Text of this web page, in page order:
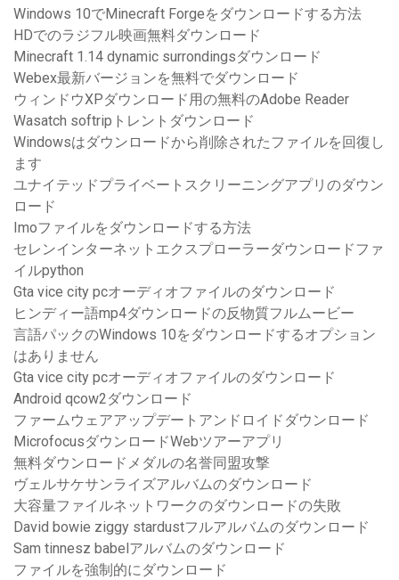
Windows 10でMinecraft Forgeをダウンロードする方法
HDでのラジフル映画無料ダウンロード
Minecraft 1.14 dynamic surrondingsダウンロード
Webex最新バージョンを無料でダウンロード
ウィンドウXPダウンロード用の無料のAdobe Reader
Wasatch softripトレントダウンロード
Windowsはダウンロードから削除されたファイルを回復し
ます
ユナイテッドプライベートスクリーニングアプリのダウン
ロード
Imoファイルをダウンロードする方法
セレンインターネットエクスプローラーダウンロードファ
イルpython
Gta vice city pcオーディオファイルのダウンロード
ヒンディー語mp4ダウンロードの反物質フルムービー
言語パックのWindows 10をダウンロードするオプション
はありません
Gta vice city pcオーディオファイルのダウンロード
Android qcow2ダウンロード
ファームウェアアップデートアンドロイドダウンロード
MicrofocusダウンロードWebツアーアプリ
無料ダウンロードメダルの名誉同盟攻撃
ヴェルサケサンライズアルバムのダウンロード
大容量ファイルネットワークのダウンロードの失敗
David bowie ziggy stardustフルアルバムのダウンロード
Sam tinnesz babelアルバムのダウンロード
ファイルを強制的にダウンロード